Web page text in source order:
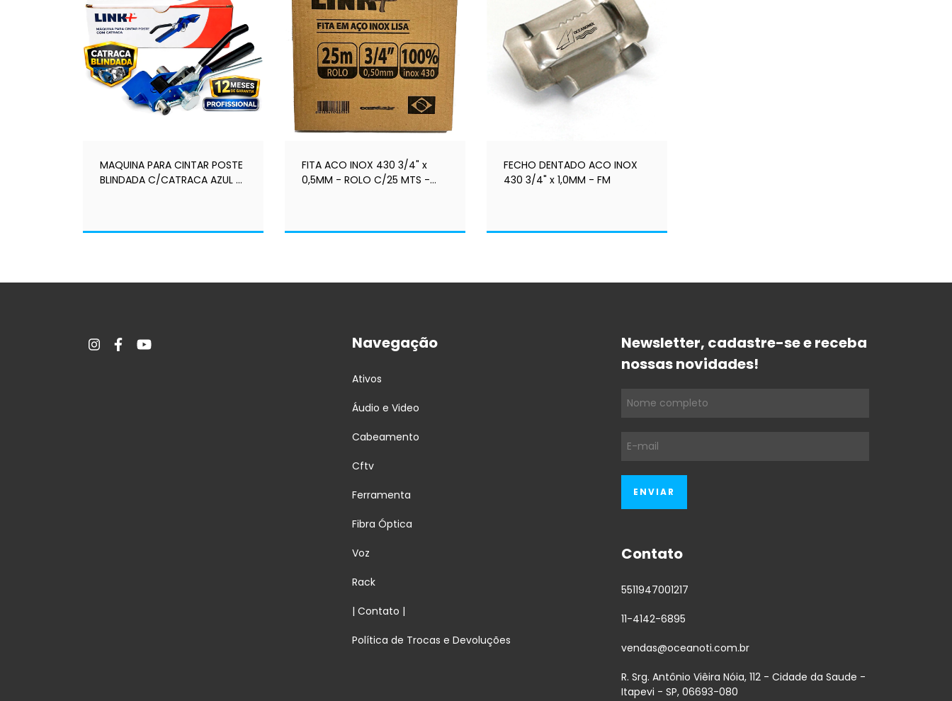
MAQUINA PARA CINTAR POSTE
BLINDADA C/CATRACA AZUL -
FITA ACO INOX 430 3/4" x
0,5MM - ROLO C/25 MTS -
FECHO DENTADO ACO INOX
430 3/4" x 1,0MM - FM
Navegação
Ativos
Áudio e Video
Cabeamento
Cftv
Ferramenta
Fibra Óptica
Voz
Rack
| Contato |
Política de Trocas e Devoluções
Newsletter, cadastre-se e receba
nossas novidades!
Contato
5511947001217
11-4142-6895
vendas@oceanoti.com.br
R. Srg. Antônio Viêira Nóia, 112 - Cidade da Saude -
Itapevi - SP, 06693-080